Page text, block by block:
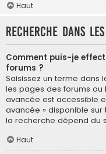
Haut
Recherche dans
Comment puis-je
forums ?
Saisissez un terme dans
les pages des forums ou
avancée est accessible
avancée » disponible sur
la recherche dépend du
Haut